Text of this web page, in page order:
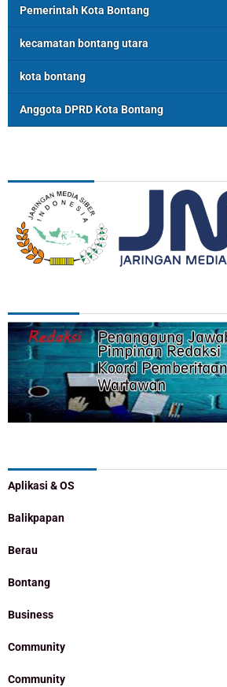
Pemerintah Kota Bontang
kecamatan bontang utara
kota bontang
Anggota DPRD Kota Bontang
Aplikasi & OS
Balikpapan
Berau
Bontang
Business
Community
Community